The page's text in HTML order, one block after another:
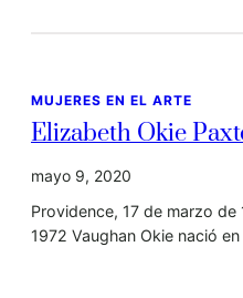
MUJERES EN EL ARTE
Elizabeth Okie
mayo 9, 2020
Providence, 17 de marzo
1972 Vaughan Okie nació